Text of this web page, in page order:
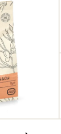
3
2
1
22 januari 2025
Enkel een